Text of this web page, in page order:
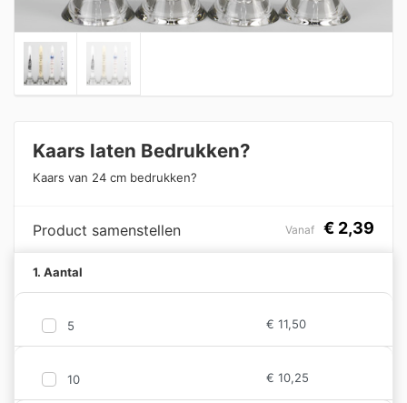
Kaars laten Bedrukken?
Kaars van 24 cm bedrukken?
Product samenstellen Vanaf € 2,39
1. Aantal
5 € 11,50
10 € 10,25